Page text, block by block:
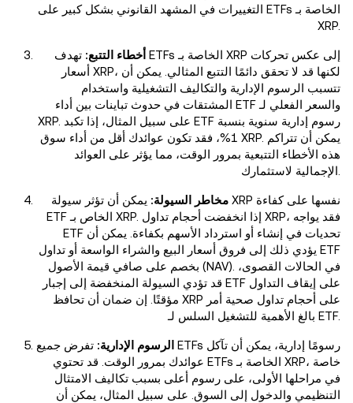
التغييرات في المشهد القانوني بشكل كبير على ETFs الخاصة بـ
XRP.
أخطاء التتبع: تهدف ETFs الخاصة بـ XRP إلى عكس تحركات
أسعار XRP، لكنها قد لا تحقق دائمًا التتبع المثالي. يمكن أن
تتسبب الرسوم الإدارية والتكاليف التشغيلية واستخدام
المشتقات في حدوث تباينات بين أداء ETF والسعر الفعلي لـ
XRP. على سبيل المثال، إذا تكبد ETF رسوم إدارية سنوية بنسبة
1%، فقد تكون عوائدك أقل من أداء سوق XRP. يمكن أن تتراكم
هذه الأخطاء التتبعية بمرور الوقت، مما يؤثر على العوائد
مخاطر السيولة: يمكن أن تؤثر سيولة XRP نفسها على كفاءة
ETF الخاص بـ XRP. إذا انخفضت أحجام تداول XRP، فقد يواجه
ETF تحديات في إنشاء أو استرداد الأسهم بكفاءة. يمكن أن
يؤدي ذلك إلى فروق أسعار البيع والشراء الواسعة أو تداول ETF
بخصم على صافي قيمة الأصول (NAV). في الحالات القصوى،
قد تؤدي السيولة المنخفضة إلى إجبار ETF على إيقاف التداول
مؤقتًا. إن ضمان أن تحافظ XRP على أحجام تداول صحية أمر
بالغ الأهمية للتشغيل السلس لـ ETF.
الرسوم الإدارية: تفرض جميع ETFs رسومًا إدارية، يمكن أن تآكل
عوائدك بمرور الوقت. قد تحتوي ETFs الخاصة بـ XRP، خاصة
في مراحلها الأولى، على رسوم أعلى بسبب تكاليف الامتثال
التنظيمي والدخول إلى السوق. على سبيل المثال، يمكن أن